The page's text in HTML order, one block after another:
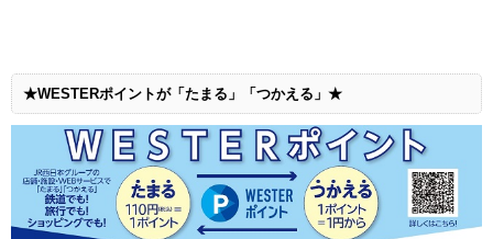
★WESTERポイントが「たまる」「つかえる」★